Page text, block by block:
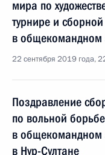
мира по
турнире и
в общекомандном
22 сентября 2019 года,
Поздравление
по вольной
в общекомандном
в Нур-Султане